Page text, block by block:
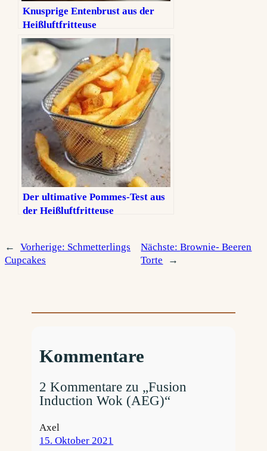
Knusprige Entenbrust aus der
Heißluftfritteuse
Der ultimative Pommes-Test aus
der Heißluftfritteuse
← Vorherige: Schmetterlings
Cupcakes
Nächste:Brownie- Beeren
Torte
→
Kommentare
2 Kommentare zu „Fusion
Induction Wok (AEG)“
Axel
15. Oktober 2021